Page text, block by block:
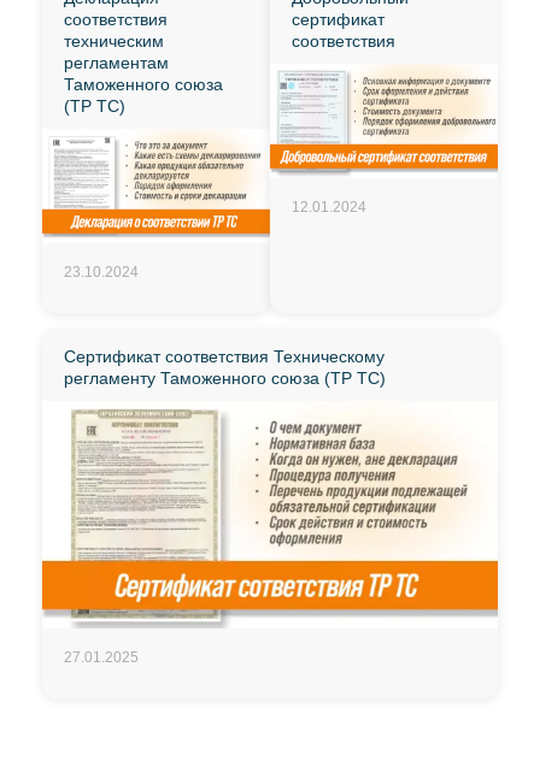
соответствия
техническим
регламентам
Таможенного союза
(ТР ТС)
23.10.2024
сертификат
соответствия
12.01.2024
Сертификат соответствия Техническому
регламенту Таможенного союза (ТР ТС)
27.01.2025